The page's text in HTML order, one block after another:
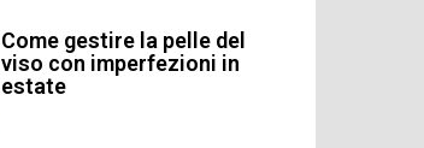
Come gestire la pelle del
viso con imperfezioni in
estate